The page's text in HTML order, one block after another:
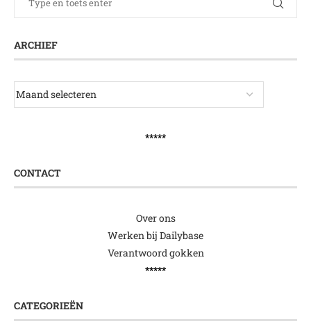
ARCHIEF
*****
CONTACT
Over ons
Werken bij Dailybase
Verantwoord gokken
*****
CATEGORIEËN